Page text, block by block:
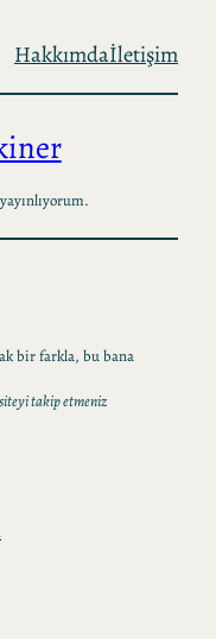
Hakkımdaİletişim
bir farkla, bu bana
takip etmeniz